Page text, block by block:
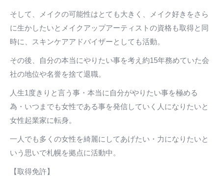
そして、メイクの可能性はとても大きく、メイク好きをさら
に生かしたいとメイクアップアーティストの資格も取得と同
時に、スキンケアアドバイザーとしても活動。
その後、自分の本当にやりたい事を考え約15年務めていた会
社の地位や名誉を捨て退職。
人生1度きりと言う事・本当に自分がやりたい事を極める
為・いつまでも女性である事を発信していく人になりたいと
女性起業家に転身。
一人でも多くの女性を綺麗にしてあげたい・力になりたいと
いう思いで札幌を拠点に活動中。
【取得免許】